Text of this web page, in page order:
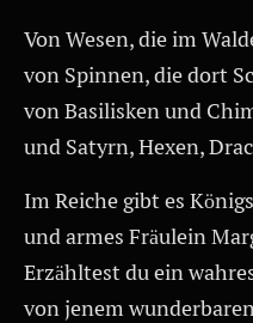
Von Wesen, die im
von Spinnen, die dort
von Basilisken und
und Satyrn, Hexen,
Im Reiche gibt es
und armes Fräulein
Erzähltest du ein
von jenem